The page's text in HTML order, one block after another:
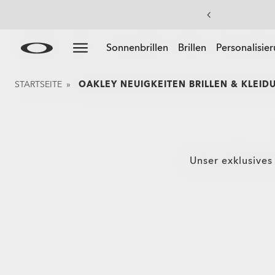
main
Sonnenbrillen Brillen
STARTSEITE » OAKLEY NEUIGKEITEN BRILLEN &
Unser